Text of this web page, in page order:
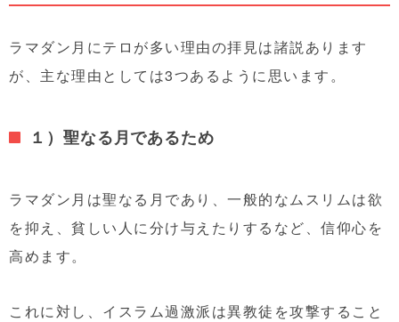
ラマダン月にテロが多い理由の拝見は諸説あります
が、主な理由としては3つあるように思います。
１）聖なる月であるため
ラマダン月は聖なる月であり、一般的なムスリムは欲
を抑え、貧しい人に分け与えたりするなど、信仰心を
高めます。
これに対し、イスラム過激派は異教徒を攻撃すること